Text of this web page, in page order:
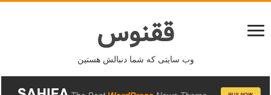
ققنوس
وب سایتی که شما دنبالش هستین